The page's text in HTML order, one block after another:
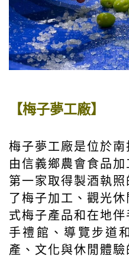
【梅子夢工廠】
梅子夢工廠是位於南
由信義鄉農會食品
第一家取得製酒執
了梅子加工、觀光
式梅子產品和在地
手禮館、導覽步道
產、文化與休閒體